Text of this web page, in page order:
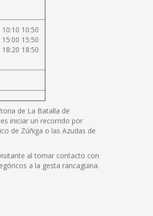
10:50
15:50
18:50
de La Batalla de
iniciar un recorrido por
de Zúñiga o las Azudas de
al tomar contacto con
a la gesta rancagüina.